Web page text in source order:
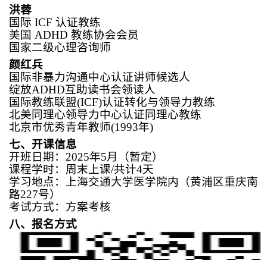
洪蓉
国际 ICF 认证教练
美国 ADHD 教练协会会员
国家二级心理咨询师
颜红兵
国际非暴力沟通中心认证讲师候选人
绽放ADHD互助读书会领读人
国际教练联盟(ICF)认证转化与领导力教练
北美同理心领导力中心认证同理心教练
北京市优秀青年教师(1993年)
七、开课信息
开班日期： 2025年5月（暂定）
课程学时：周末上课/共计4天
学习地点：上海交通大学医学院内（黄浦区重庆南
路227号）
考试方式：方案考核
八、报名方式